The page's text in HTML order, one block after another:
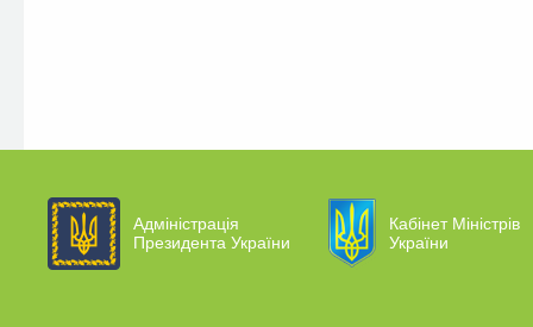
Адміністрація
Президента України
Кабінет Міністрів
України